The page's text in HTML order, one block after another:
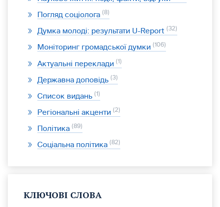
Погляд соціолога 8
Думка молоді: результати U-Report 32
Моніторинг громадської думки 106
Актуальні переклади 1
Державна доповідь 3
Список видань 1
Регіональні акценти 2
Політика 89
Соціальна політика 82
КЛЮЧОВІ СЛОВА